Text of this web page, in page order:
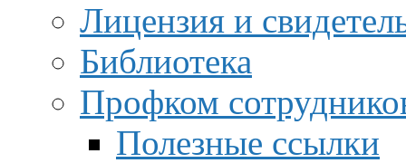
Лицензия и
Библиотека
Профком
Полезные ссылки